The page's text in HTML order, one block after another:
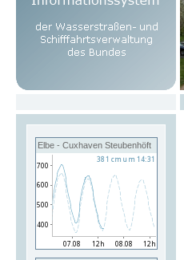
Elbe - Cuxhaven Steubenhöft